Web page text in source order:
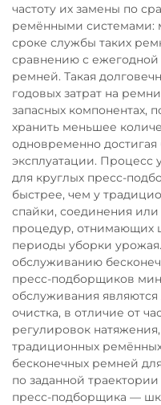
частоту их замены по
ремёнными системами:
сроке службы таких
сравнению с
ремней. Такая
годовых затрат на
запасных компонентах,
хранить меньшее
одновременно
эксплуатации. Процесс
для круглых пресс-
быстрее, чем у
спайки, соединения
процедур, отнимающих
периоды уборки
обслуживанию
пресс-подборщиков
обслуживания
очистка, в отличие от
регулировок
традиционных
бесконечных ремней
по заданной
пресс-подборщика —